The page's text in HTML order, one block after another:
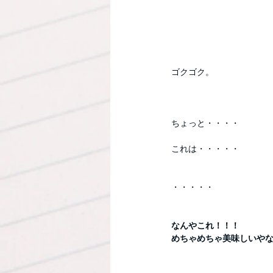
ゴクゴク。
ちょっと・・・・
これは・・・・・
・・・・・
なんやこれ！！！
めちゃめちゃ美味しいや